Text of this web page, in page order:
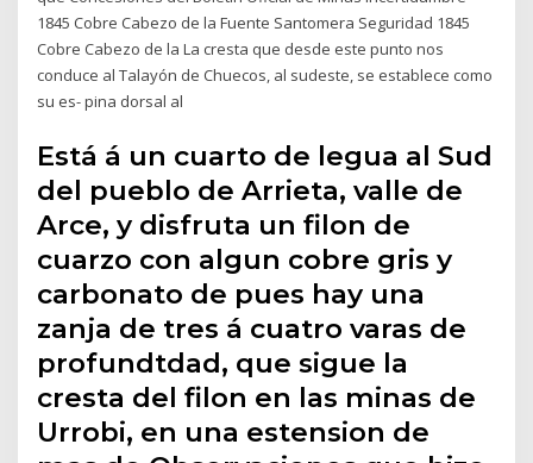
1845 Cobre Cabezo de la Fuente Santomera Seguridad 1845
Cobre Cabezo de la La cresta que desde este punto nos
conduce al Talayón de Chuecos, al sudeste, se establece como
su es- pina dorsal al
Está á un cuarto de legua al Sud
del pueblo de Arrieta, valle de
Arce, y disfruta un filon de
cuarzo con algun cobre gris y
carbonato de pues hay una
zanja de tres á cuatro varas de
profundtdad, que sigue la
cresta del filon en las minas de
Urrobi, en una estension de